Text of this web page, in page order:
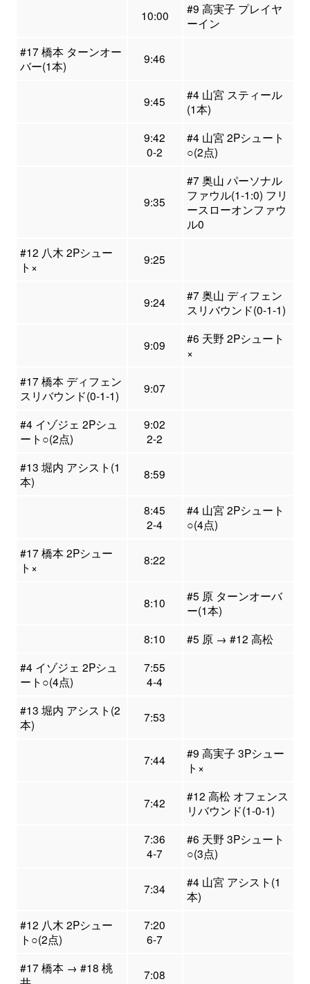
10:00
#9 高実子 プレイヤ
ーイン
#17 橋本 ターンオー
バー(1本)
9:46
9:45
#4 山宮 スティール
(1本)
9:42
0-2
#4 山宮 2Pシュート
○(2点)
9:35
#7 奥山 パーソナル
ファウル(1-1:0) フリ
ースローオンファウ
ル0
#12 八木 2Pシュー
ト×
9:25
9:24
#7 奥山 ディフェン
スリバウンド(0-1-1)
9:09
#6 天野 2Pシュート
×
#17 橋本 ディフェン
スリバウンド(0-1-1)
9:07
#4 イゾジェ 2Pシュ
ート○(2点)
9:02
2-2
#13 堀内 アシスト(1
本)
8:59
8:45
2-4
#4 山宮 2Pシュート
○(4点)
#17 橋本 2Pシュー
ト×
8:22
8:10
#5 原 ターンオーバ
ー(1本)
8:10
#5 原 → #12 高松
#4 イゾジェ 2Pシュ
ート○(4点)
7:55
4-4
#13 堀内 アシスト(2
本)
7:53
7:44
#9 高実子 3Pシュー
ト×
7:42
#12 高松 オフェンス
リバウンド(1-0-1)
7:36
4-7
#6 天野 3Pシュート
○(3点)
7:34
#4 山宮 アシスト(1
本)
#12 八木 2Pシュー
ト○(2点)
7:20
6-7
#17 橋本 → #18 桃
7:08